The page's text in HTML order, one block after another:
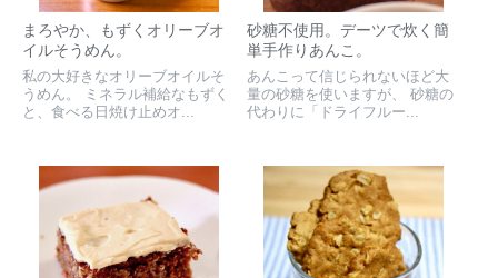
まろやか、もずくオリーブオ
イルそうめん。
私の大好きなオリーブオイルそ
うめん。 ミネラル補給なもずく
と、食べる日焼け止めオ...
砂糖不使用。デーツで炊く簡
単手作りあんこ。
あんこって信じられないほど大
量の砂糖を使いますが、 砂糖の
代わりに「ドライフルー...